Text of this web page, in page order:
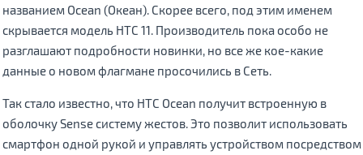
названием Ocean (Океан). Скорее всего, под этим именем
скрывается модель HTC 11. Производитель пока особо не
разглашают подробности новинки, но все же кое-какие
данные о новом флагмане просочились в Сеть.
Так стало известно, что HTC Ocean получит встроенную в
оболочку Sense систему жестов. Это позволит использовать
смартфон одной рукой и управлять устройством посредством